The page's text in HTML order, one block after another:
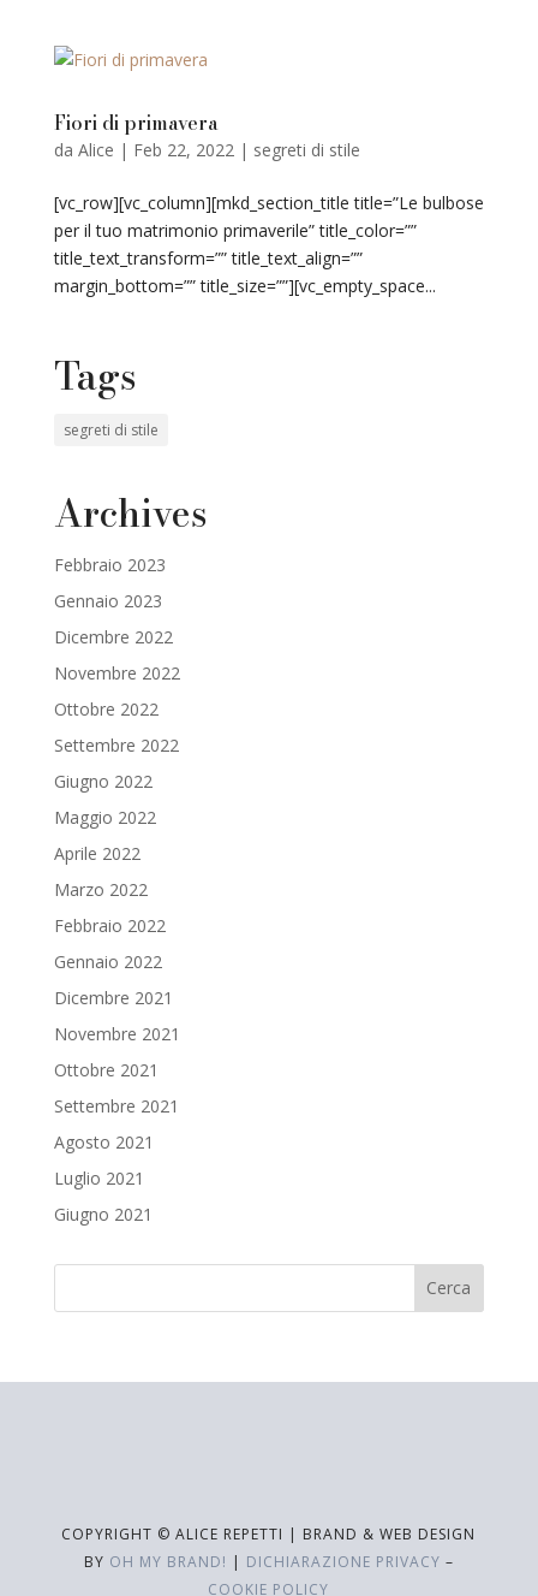
Fiori di primavera
da Alice | Feb 22, 2022 | segreti di stile
[vc_row][vc_column][mkd_section_title title=”Le bulbose
per il tuo matrimonio primaverile” title_color=””
title_text_transform=”” title_text_align=””
margin_bottom=”” title_size=””][vc_empty_space...
Tags
segreti di stile
Archives
Febbraio 2023
Gennaio 2023
Dicembre 2022
Novembre 2022
Ottobre 2022
Settembre 2022
Giugno 2022
Maggio 2022
Aprile 2022
Marzo 2022
Febbraio 2022
Gennaio 2022
Dicembre 2021
Novembre 2021
Ottobre 2021
Settembre 2021
Agosto 2021
Luglio 2021
Giugno 2021
COPYRIGHT © ALICE REPETTI | BRAND & WEB DESIGN
BY OH MY BRAND! | DICHIARAZIONE PRIVACY –
COOKIE POLICY